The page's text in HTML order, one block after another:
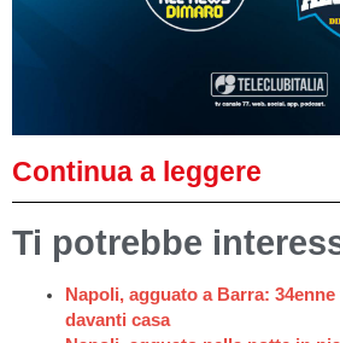
Continua a leggere
Ti potrebbe
Napoli, agguato a Barra:
davanti casa